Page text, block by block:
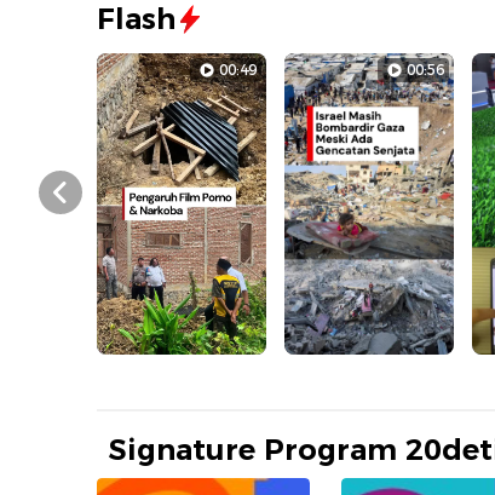
Flash
00:49 00:56
Prev
Signature Program